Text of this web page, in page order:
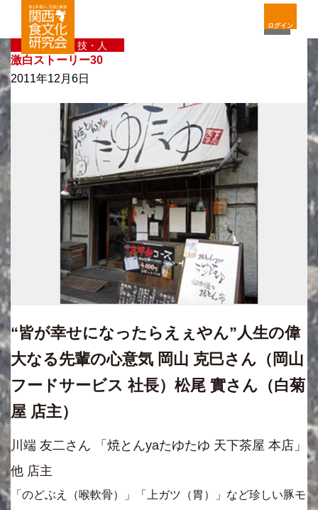
ログイン
〈新〉味・技・人
激白ストーリー30
2011年12月6日
“皆が幸せになったらえぇやん”人生の偉
大なる先輩の心意気 岡山 克巳さん（岡山
フードサービス 社長）松尾 實さん（白菊
屋 店主）
川端 友二さん 「焼とんyaたゆたゆ 天下茶屋 本店」
他 店主
「のどぶえ（喉軟骨）」「上ガツ（胃）」など珍しい豚モ